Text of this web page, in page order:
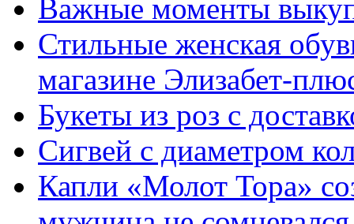
Важные моменты
Стильные женская
магазине Элизабет-
Букеты из роз с
Сигвей с диаметром
Капли «Молот Тора»